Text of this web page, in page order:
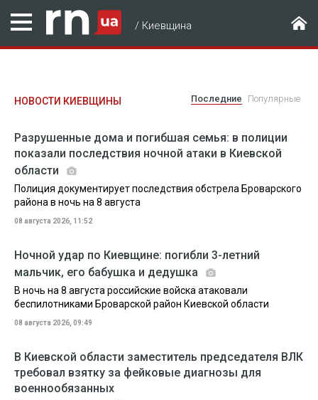
/ Киевщина
НОВОСТИ КИЕВЩИНЫ Последние Популярные
Разрушенные дома и погибшая семья: в полиции
показали последствия ночной атаки в Киевской
области
Полиция документирует последствия обстрела Броварского
района в ночь на 8 августа
08 августа 2026, 11:52
Ночной удар по Киевщине: погибли 3-летний
мальчик, его бабушка и дедушка
В ночь на 8 августа российские войска атаковали
беспилотниками Броварской район Киевской области
08 августа 2026, 09:49
В Киевской области заместитель председателя ВЛК
требовал взятку за фейковые диагнозы для
военнообязанных